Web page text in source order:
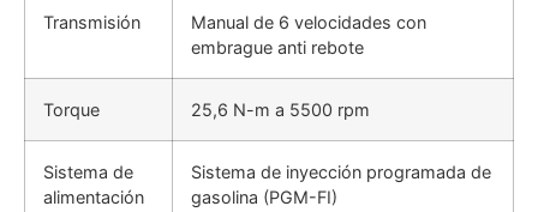
Transmisión Manual de 6 velocidades con
embrague anti rebote
Torque 25,6 N-m a 5500 rpm
Sistema de
alimentación
Sistema de inyección programada de
gasolina (PGM-FI)